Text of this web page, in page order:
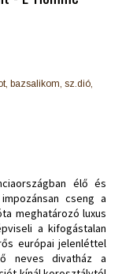
bazsalikom, sz.dió,
élő és
cseng a
meghatározó luxus
a kifogástalan
európai jelenléttel
neves divatház a